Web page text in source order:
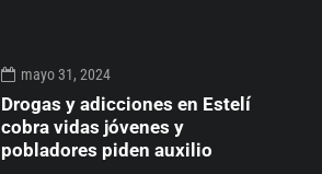
mayo 31, 2024
Drogas y adicciones en Estelí
cobra vidas jóvenes y
pobladores piden auxilio